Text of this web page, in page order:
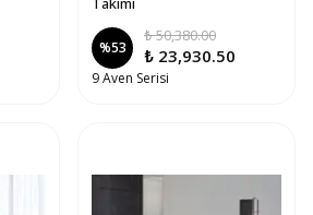
%53
₺ 50,380.00
₺ 23,930.50
9 Aven Serisi